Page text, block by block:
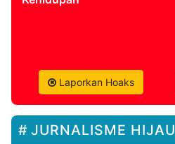
Laporkan Hoaks
JURNALISME HIJAU